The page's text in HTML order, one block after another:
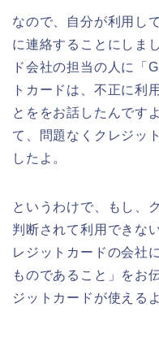
なので、自分が利用し
に連絡することにしま
ド会社の担当の人に「
トカードは、不正に利
とををお話したんです
て、問題なくクレジッ
したよ。
というわけで、もし、
判断されて利用できな
レジットカードの会社
ものであること」をお
ジットカードが使える